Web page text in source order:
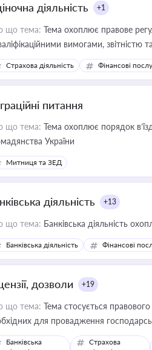
діяльність +1
що тема: Тема охоплює правове
вимогами, звітністю
змін у цій сфері корисне для
оренди державного майна,
Страхова діяльність Фінансові
питання
що тема: Тема охоплює порядок
України
Митниця та ЗЕД
діяльність +13
що тема: Банківська діяльність
Банківська діяльність Фінансові
дозволи +19
що тема: Тема стосується
для провадження
Банківська
Страхова